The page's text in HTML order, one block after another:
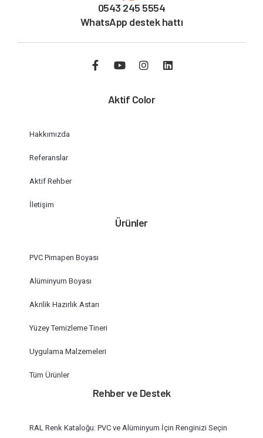
0543 245 5554
WhatsApp destek hattı
Aktif Color
Hakkımızda
Referanslar
Aktif Rehber
İletişim
Ürünler
PVC Pimapen Boyası
Alüminyum Boyası
Akrilik Hazırlık Astarı
Yüzey Temizleme Tineri
Uygulama Malzemeleri
Tüm Ürünler
Rehber ve Destek
RAL Renk Kataloğu: PVC ve Alüminyum İçin Renginizi Seçin